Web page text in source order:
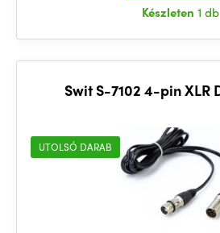
Készleten 1 db
Swit S-7102 4-pin XLR
UTOLSÓ DARAB